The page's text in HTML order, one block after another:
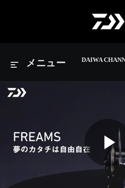
DAIWA
メニュー